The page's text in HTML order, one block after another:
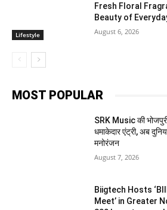
Lifestyle
Fresh Floral
Beauty of
August 6, 2026
MOST POPULAR
SRK Music की
धमाकेदार एंट्री, अब
मनोरंजन
August 7, 2026
Biigtech Hosts
Meet’ in Greater